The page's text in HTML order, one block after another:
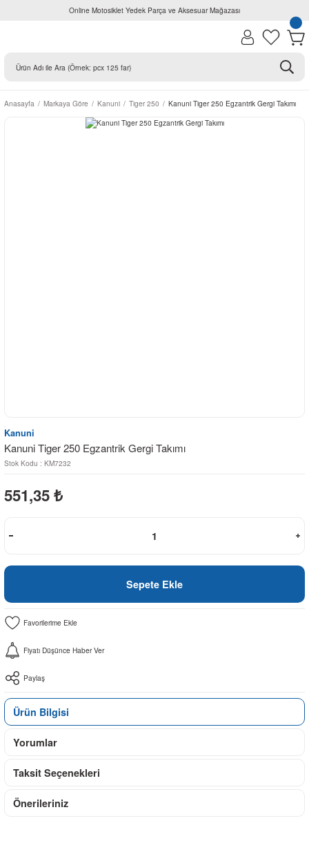
Online Motosiklet Yedek Parça ve Aksesuar Mağazası
Anasayfa Markaya Göre Kanuni Tiger 250 Kanuni Tiger 250 Egzantrik Gergi Takımı
Kanuni
Kanuni Tiger 250 Egzantrik Gergi Takımı
Stok Kodu : KM7232
551,35 ₺
Sepete Ekle
Fiyatı Düşünce Haber Ver
Paylaş
Ürün Bilgisi
Yorumlar
Taksit Seçenekleri
Önerileriniz